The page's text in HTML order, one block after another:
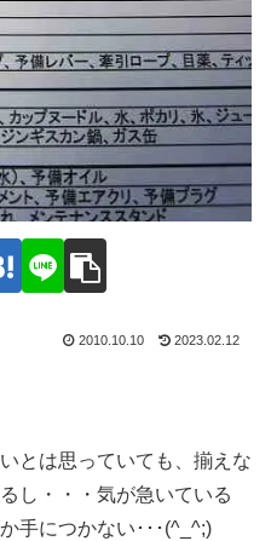
2010.10.10 2023.02.12
とは思っていても、揃えな
し・・・気が急いている
手につかない･･･(^_^;)